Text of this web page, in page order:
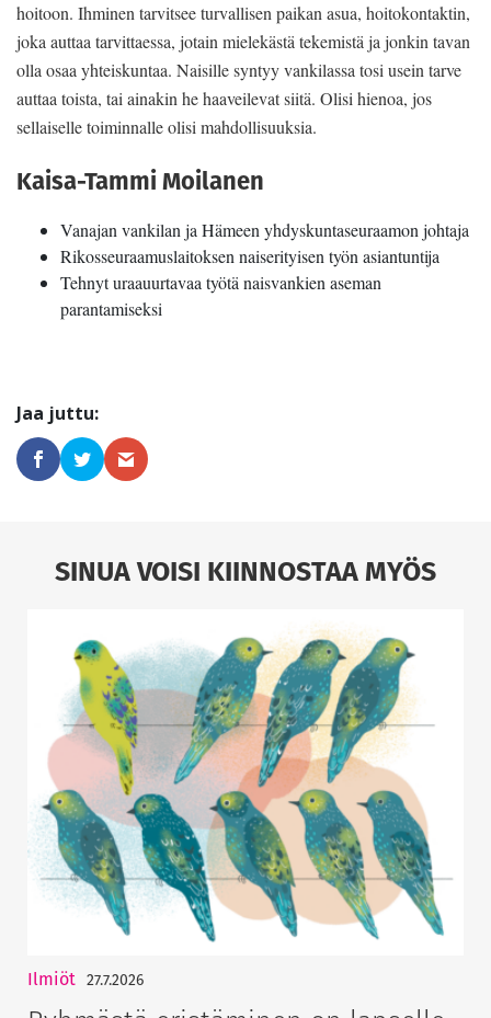
hoitoon. Ihminen tarvitsee turvallisen paikan asua, hoitokontaktin,
joka auttaa tarvittaessa, jotain mielekästä tekemistä ja jonkin tavan
olla osaa yhteiskuntaa. Naisille syntyy vankilassa tosi usein tarve
auttaa toista, tai ainakin he haaveilevat siitä. Olisi hienoa, jos
sellaiselle toiminnalle olisi mahdollisuuksia.
Kaisa-Tammi Moilanen
Vanajan vankilan ja Hämeen yhdyskuntaseuraamon johtaja
Rikosseuraamuslaitoksen naiserityisen työn asiantuntija
Tehnyt uraauurtavaa työtä naisvankien aseman
parantamiseksi
SINUA VOISI KIINNOSTAA MYÖS
Ilmiöt 27.7.2026